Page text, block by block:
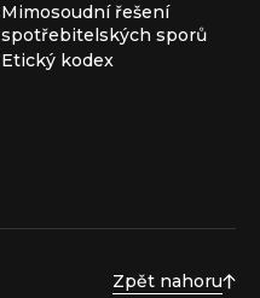
Mimosoudní řešení
spotřebitelských sporů
Etický kodex
Zpět nahoru